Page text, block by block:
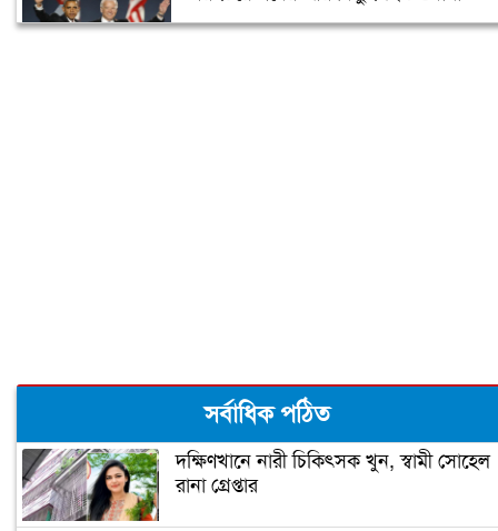
ঘর ভাঙতে বসেছে ট্রাম্পের!
জিতেই প্রথম যে কাজটি করলেন বাইডেন
সর্বাধিক পঠিত
দক্ষিণখানে নারী চিকিৎসক খুন, স্বামী সোহেল
রানা গ্রেপ্তার